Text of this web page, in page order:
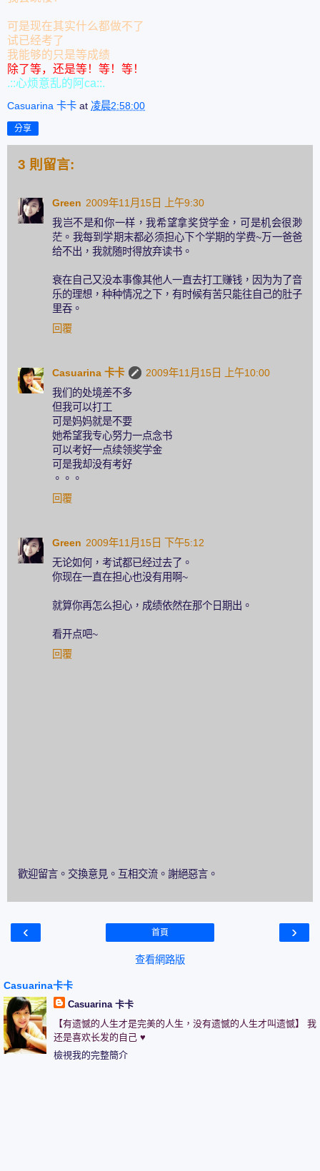
可是现在其实什么都做不了
试已经考了
我能够的只是等成绩
除了等，还是等！等！等！
.::心烦意乱的阿ca::.
Casuarina 卡卡 at 凌晨2:58:00
分享
3 則留言:
Green 2009年11月15日 上午9:30
我岂不是和你一样，我希望拿奖贷学金，可是机会很渺
茫。我每到学期末都必须担心下个学期的学费~万一爸爸
给不出，我就随时得放弃读书。
衰在自己又没本事像其他人一直去打工赚钱，因为为了音
乐的理想，种种情况之下，有时候有苦只能往自己的肚子
里吞。
回覆
Casuarina 卡卡
2009年11月15日 上午10:00
我们的处境差不多
但我可以打工
可是妈妈就是不要
她希望我专心努力一点念书
可以考好一点续领奖学金
可是我却没有考好
。。。
回覆
Green 2009年11月15日 下午5:12
无论如何，考试都已经过去了。
你现在一直在担心也没有用啊~
就算你再怎么担心，成绩依然在那个日期出。
看开点吧~
回覆
歡迎留言。交換意見。互相交流。謝絕惡言。
‹ ›
首頁
查看網路版
Casuarina卡卡
Casuarina 卡卡
【有遗憾的人生才是完美的人生，没有遗憾的人生才叫遗憾】 我
还是喜欢长发的自己 ♥
檢視我的完整簡介